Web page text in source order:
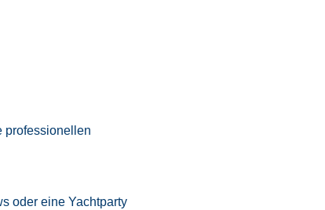
professionellen
oder eine Yachtparty